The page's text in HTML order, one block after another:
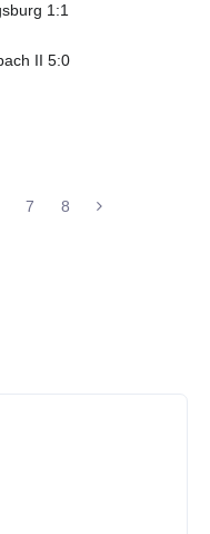
1:1
II 5:0
7 8